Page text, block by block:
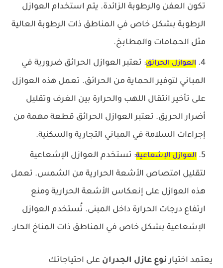
تكون العفن والرطوبة الزائدة. يتم استخدام العوازل
الرطوبة بشكل خاص في المناطق ذات الرطوبة العالية
مثل الحمامات والمطابخ.
العوازل الحرائق: تعتبر العوازل الحرائق ضرورية في
المباني لتوفير الحماية من الحرائق. تعمل هذه العوازل
على تأخير انتقال اللهب والحرارة بين الغرف وتقليل
أضرار الحريق. تعتبر العوازل الحرائق قطعة مهمة من
إجراءات السلامة في المباني التجارية والسكنية.
العوازل الإشعاعية: تستخدم العوازل الإشعاعية
لتقليل امتصاص الأشعة الحرارية من الشمس. تعمل
هذه العوازل على إنعكاس الأشعة الحرارية ومنع
ارتفاع درجات الحرارة داخل المبنى. تُستخدم العوازل
الإشعاعية بشكل خاص في المناطق ذات المناخ الحار.
يعتمد اختيارنوع عازل الجدران على احتياجاتك